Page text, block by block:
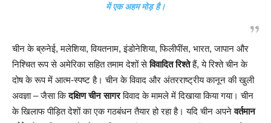
में एक अहम मोड़ है।
चीन के ब्रुनेई, मलेशिया, वियतनाम, इंडोनेशिया, फिलीपींस, भारत, जापान और
निश्चित रूप से अमेरिका सहित तमाम देशों सेविवादित रिश्तेहैं, ये रिश्ते चीन के
दोष के रूप में आत्म-स्पष्ट है। चीन के विवाद और अंतरराष्ट्रीय कानून की खुली
अवज्ञा – जैसा किदक्षिण चीन सागरविवाद के मामले में दिखाया किया गया। चीन
के खिलाफ पीड़ित देशों का एक गठबंधन तैयार हो रहा है। यदि चीन अपनेवर्तमान